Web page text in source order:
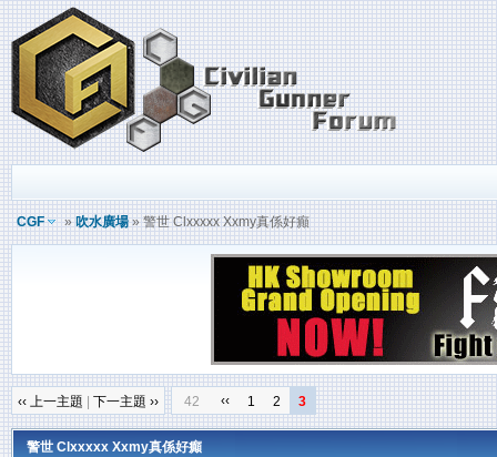
CGF »吹水廣場» 警世 Clxxxxx Xxmy真係好癲
‹‹ 上一主題 下一主題 ›› 42 ‹‹ 1 2 3
警世 Clxxxxx Xxmy真係好癲